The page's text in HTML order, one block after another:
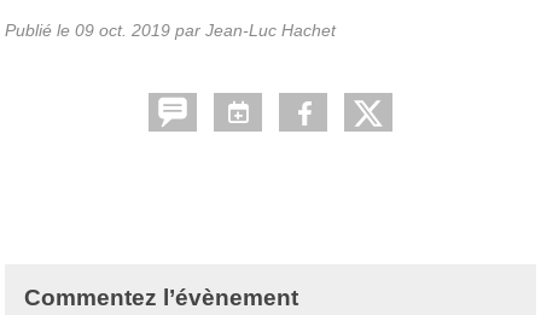
Publié le 09 oct. 2019 par Jean-Luc Hachet
Commentez l’évènement